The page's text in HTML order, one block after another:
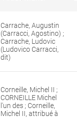
Carrache, Augustin
(Carracci, Agostino) ;
Carrache, Ludovic
(Ludovico Carracci,
dit)
Corneille, Michel II ;
CORNEILLE Michel
l'un des ; Corneille,
Michel II, attribué à